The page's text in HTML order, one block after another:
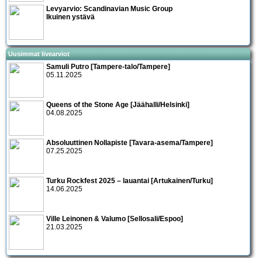
Levyarvio: Scandinavian Music Group
Ikuinen ystävä
Uusimmat livearviot
Samuli Putro [Tampere-talo/Tampere]
05.11.2025
Queens of the Stone Age [Jäähalli/Helsinki]
04.08.2025
Absoluuttinen Nollapiste [Tavara-asema/Tampere]
07.25.2025
Turku Rockfest 2025 – lauantai [Artukainen/Turku]
14.06.2025
Ville Leinonen & Valumo [Sellosali/Espoo]
21.03.2025